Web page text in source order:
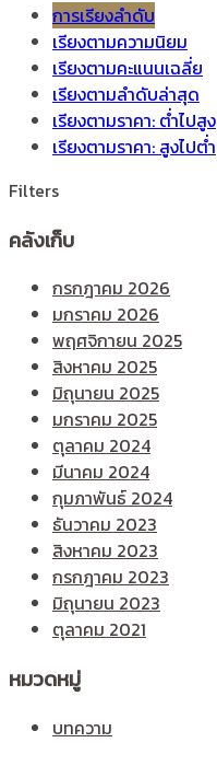
การเรียงลำดับ
เรียงตามความนิยม
เรียงตามคะแนนเฉลี่ย
เรียงตามลำดับล่าสุด
เรียงตามราคา: ต่ำไปสูง
เรียงตามราคา: สูงไปต่ำ
Filters
คลังเก็บ
กรกฎาคม 2026
มกราคม 2026
พฤศจิกายน 2025
สิงหาคม 2025
มิถุนายน 2025
มกราคม 2025
ตุลาคม 2024
มีนาคม 2024
กุมภาพันธ์ 2024
ธันวาคม 2023
สิงหาคม 2023
กรกฎาคม 2023
มิถุนายน 2023
ตุลาคม 2021
หมวดหมู่
บทความ